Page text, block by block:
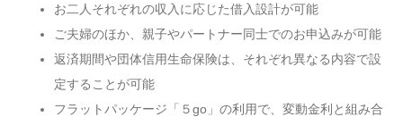
お二人それぞれの収入に応じた借入設計が可能
ご夫婦のほか、親子やパートナー同士でのお申込みが可能
返済期間や団体信用生命保険は、それぞれ異なる内容で設
定することが可能
フラットパッケージ「５go」の利用で、変動金利と組み合